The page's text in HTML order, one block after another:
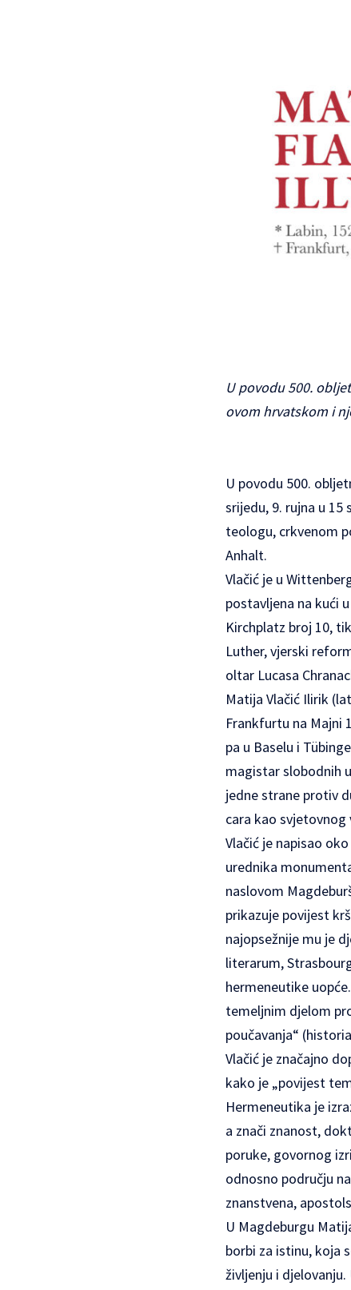
U povodu 500.
ovom hrvatskom i
U povodu 500.
srijedu, 9. rujna u
teologu, crkvenom
Anhalt.
Vlačić je u
postavljena na kući
Kirchplatz broj 10,
Luther, vjerski
oltar Lucasa
Matija Vlačić Ilirik
Frankfurtu na Majni
pa u Baselu i
magistar slobodnih
jedne strane protiv
cara kao
Vlačić je napisao
urednika
naslovom
prikazuje povijest
najopsežnije mu je
literarum,
hermeneutike
temeljnim djelom
poučavanja“
Vlačić je značajno
kako je „povijest
Hermeneutika je
a znači znanost,
poruke, govornog
odnosno području
znanstvena,
U Magdeburgu
borbi za istinu, koja
življenju i